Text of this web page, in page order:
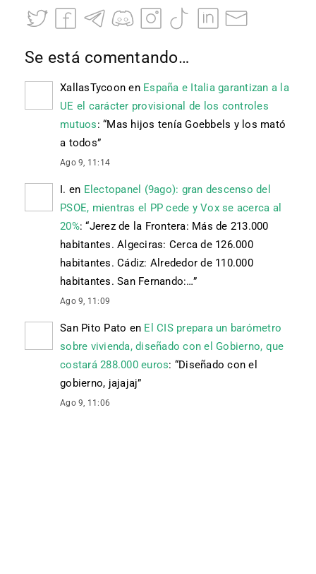
Se está comentando…
XallasTycoon en España e Italia garantizan a la
UE el carácter provisional de los controles
mutuos: “Mas hijos tenía Goebbels y los mató
a todos”
Ago 9, 11:14
I. en Electopanel (9ago): gran descenso del
PSOE, mientras el PP cede y Vox se acerca al
20%: “Jerez de la Frontera: Más de 213.000
habitantes. Algeciras: Cerca de 126.000
habitantes. Cádiz: Alrededor de 110.000
habitantes. San Fernando:…”
Ago 9, 11:09
San Pito Pato en El CIS prepara un barómetro
sobre vivienda, diseñado con el Gobierno, que
costará 288.000 euros: “Diseñado con el
gobierno, jajajaj”
Ago 9, 11:06